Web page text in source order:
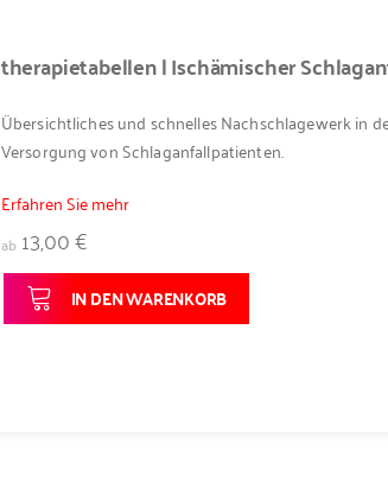
therapietabellen | Ischämischer
Übersichtliches und schnelles Nachschlagewerk in
Versorgung von Schlaganfallpatienten.
Erfahren Sie mehr
ab 13,00 €
IN DEN WARENKORB